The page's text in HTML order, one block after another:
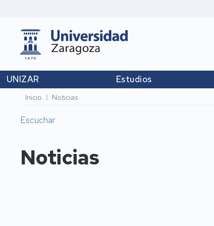
UNIZAR Estudios
Ruta
de
navegación
Inicio Noticias
Escuchar
Noticias